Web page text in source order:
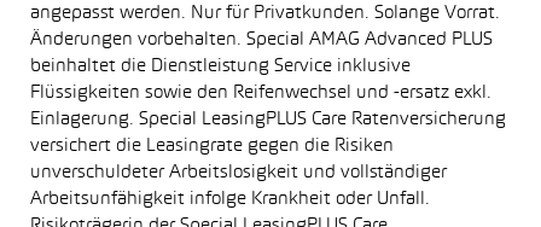
angepasst werden. Nur für Privatkunden. Solange Vorrat.
Änderungen vorbehalten. Special AMAG Advanced PLUS
beinhaltet die Dienstleistung Service inklusive
Flüssigkeiten sowie den Reifenwechsel und -ersatz exkl.
Einlagerung. Special LeasingPLUS Care Ratenversicherung
versichert die Leasingrate gegen die Risiken
unverschuldeter Arbeitslosigkeit und vollständiger
Arbeitsunfähigkeit infolge Krankheit oder Unfall.